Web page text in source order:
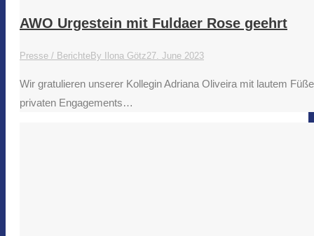
AWO Urgestein mit Fuldaer Rose geehrt
Presse / BerichteBy Ilona Götz27. June 2023
Wir gratulieren unserer Kollegin Adriana Oliveira mit lautem
privaten Engagements…